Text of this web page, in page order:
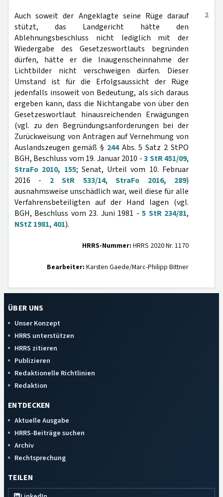
2
Auch soweit der Angeklagte seine Rüge darauf
stützt, das Landgericht hätte den
Ablehnungsbeschluss nicht lediglich mit der
Wiedergabe des Gesetzeswortlauts begründen
dürfen, hätte er die Inaugenscheinnahme der
Lichtbilder nicht verschweigen dürfen. Dieser
Umstand ist für die Erfolgsaussicht der Rüge
jedenfalls insoweit von Bedeutung, als sich daraus
ergeben kann, dass die Nichtangabe von über den
Gesetzeswortlaut hinausreichenden Erwägungen
(vgl. zu den Begründungsanforderungen bei der
Zurückweisung von Anträgen auf Vernehmung von
Auslandszeugen gemäß § 244Abs. 5 Satz 2 StPO
BGH, Beschluss vom 19. Januar 2010 -3 StR 451/09,
StraFo 2010, 155; Senat, Urteil vom 10. Februar
2016 - 2 StR 533/14,StraFo 2016, 289)
ausnahmsweise unschädlich war, weil diese für alle
Verfahrensbeteiligten auf der Hand lagen (vgl.
BGH, Beschluss vom 23. Juni 1981 -5 StR 234/81,
NStZ 1981, 401).
HRRS-Nummer: HRRS 2020 Nr. 1170
Bearbeiter: Karsten Gaede/Marc-Philipp Bittner
ÜBER UNS
Unser Konzept
HRRS unterstützen
HRRS zitieren
Publizieren
Redaktionelle Richtlinien
Redaktion
ENTDECKEN
Aktuelle Ausgabe
HRRS-Beiträge suchen
Archiv
Rechtsprechung
TEILEN